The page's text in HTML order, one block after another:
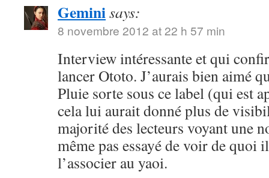
Geminisays:
8 novembre 2012 at 22 h 57 min
Interview intéressante et qui
lancer Ototo. J’aurais bien aimé
Pluie sorte sous ce label (qui est
cela lui aurait donné plus de
majorité des lecteurs voyant une
même pas essayé de voir de quoi
l’associer au yaoi.